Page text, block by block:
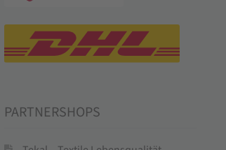
PARTNERSHOPS